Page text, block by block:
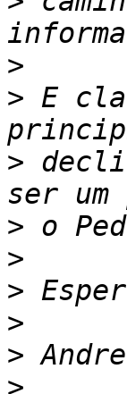
>
> E
>
>
>
>
>
>
>